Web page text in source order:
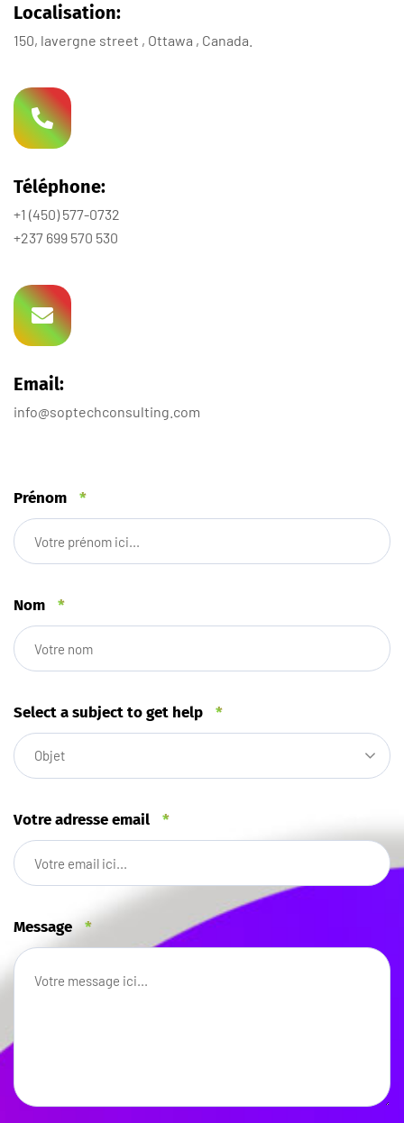
Localisation:
150, lavergne street , Ottawa , Canada.
Téléphone:
+1 (450) 577-0732
+237 699 570 530
Email:
info@soptechconsulting.com
Prénom *
Nom *
Select a subject to get help *
Objet
Votre adresse email *
Message *